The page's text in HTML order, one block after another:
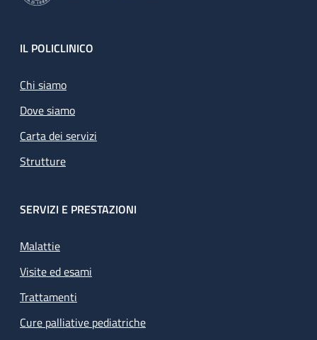
Footer
IL POLICLINICO
Chi siamo
Dove siamo
Carta dei servizi
Strutture
SERVIZI E PRESTAZIONI
Malattie
Visite ed esami
Trattamenti
Cure palliative pediatriche